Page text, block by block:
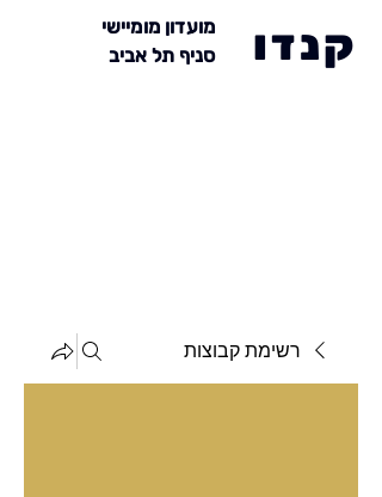
מועדון מומיישי
סניף תל אביב
קנדו
רשימת קבוצות